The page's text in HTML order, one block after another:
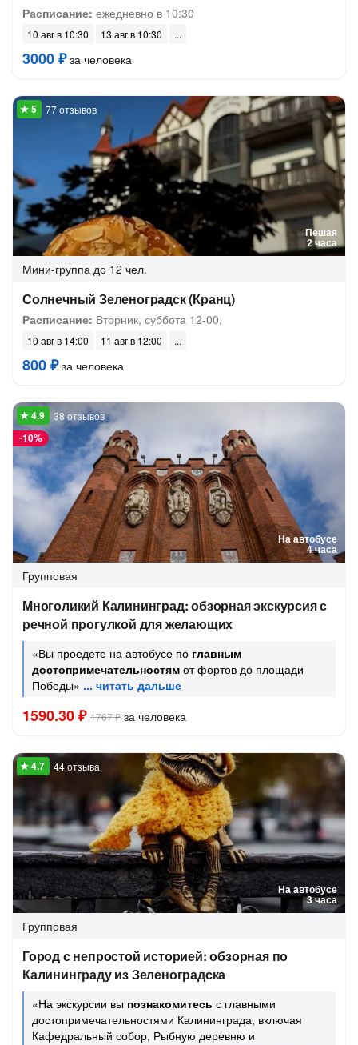
Расписание: ежедневно в 10:30
10 авг в 10:30 13 авг в 10:30
3000 ₽за человека
Пешая
2 часа
77 отзывов
Мини-группа до 12 чел.
Солнечный Зеленоградск (Кранц)
Расписание: Вторник, суббота 12-00,
10 авг в 14:00 11 авг в 12:00
800 ₽за человека
На автобусе
4 часа
-10%
38 отзывов
Групповая
Многоликий Калининград: обзорная экскурсия с
речной прогулкой для желающих
«Вы проедете на автобусе по главным
достопримечательностям от фортов до площади
Победы»
1590.30 ₽ 1767 ₽ за человека
На автобусе
3 часа
44 отзыва
Групповая
Город с непростой историей: обзорная по
Калининграду из Зеленоградска
«На экскурсии вы познакомитесь с главными
достопримечательностями Калининграда, включая
Кафедральный собор, Рыбную деревню и